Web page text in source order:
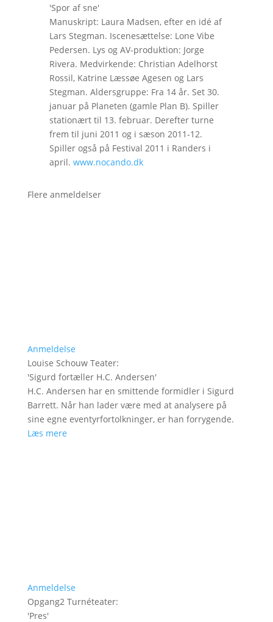
'Spor af sne'
Manuskript: Laura Madsen, efter en idé af
Lars Stegman. Iscenesættelse: Lone Vibe
Pedersen. Lys og AV-produktion: Jorge
Rivera. Medvirkende: Christian Adelhorst
Rossil, Katrine Læssøe Agesen og Lars
Stegman. Aldersgruppe: Fra 14 år. Set 30.
januar på Planeten (gamle Plan B). Spiller
stationært til 13. februar. Derefter turne
frem til juni 2011 og i sæson 2011-12.
Spiller også på Festival 2011 i Randers i
april. www.nocando.dk
Flere anmeldelser
Anmeldelse
Louise Schouw Teater:
'Sigurd fortæller H.C. Andersen'
H.C. Andersen har en smittende formidler i Sigurd
Barrett. Når han lader være med at analysere på
sine egne eventyrfortolkninger, er han forrygende.
Læs mere
Anmeldelse
Opgang2 Turnéteater:
'Pres'